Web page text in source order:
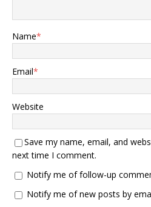
Name*
Email*
Website
Save my name, email, and
next time I comment.
Notify me of follow-up
Notify me of new posts by